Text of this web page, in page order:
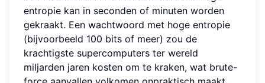
entropie kan in seconden of minuten worden
gekraakt. Een wachtwoord met hoge entropie
(bijvoorbeeld 100 bits of meer) zou de
krachtigste supercomputers ter wereld
miljarden jaren kosten om te kraken, wat brute-